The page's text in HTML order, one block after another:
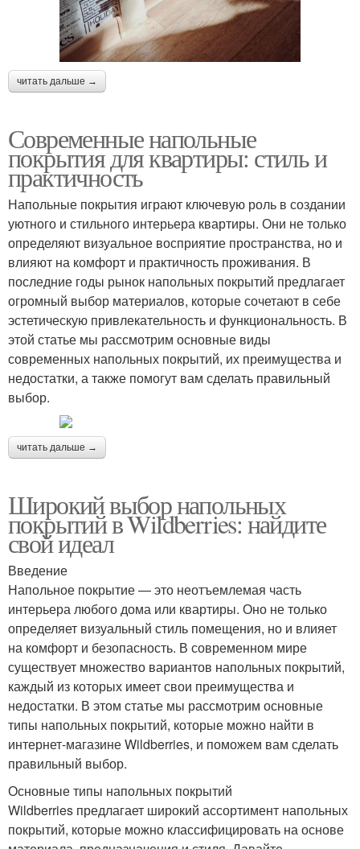
читать дальше →
Современные напольные
покрытия для квартиры: стиль и
практичность
Напольные покрытия играют ключевую роль в создании
уютного и стильного интерьера квартиры. Они не только
определяют визуальное восприятие пространства, но и
влияют на комфорт и практичность проживания. В
последние годы рынок напольных покрытий предлагает
огромный выбор материалов, которые сочетают в себе
эстетическую привлекательность и функциональность. В
этой статье мы рассмотрим основные виды
современных напольных покрытий, их преимущества и
недостатки, а также помогут вам сделать правильный
выбор.
читать дальше →
Широкий выбор напольных
покрытий в Wildberries: найдите
свой идеал
Введение
Напольное покрытие — это неотъемлемая часть
интерьера любого дома или квартиры. Оно не только
определяет визуальный стиль помещения, но и влияет
на комфорт и безопасность. В современном мире
существует множество вариантов напольных покрытий,
каждый из которых имеет свои преимущества и
недостатки. В этом статье мы рассмотрим основные
типы напольных покрытий, которые можно найти в
интернет-магазине Wildberries, и поможем вам сделать
правильный выбор.
Основные типы напольных покрытий
Wildberries предлагает широкий ассортимент напольных
покрытий, которые можно классифицировать на основе